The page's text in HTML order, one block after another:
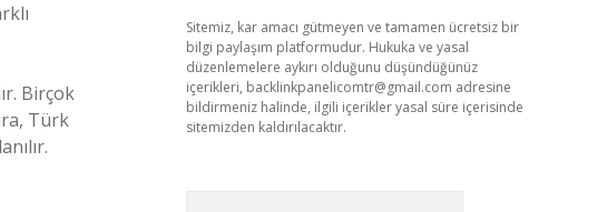
Birçok
Türk
Sitemiz, kar amacı gütmeyen ve tamamen ücretsiz bir
bilgi paylaşım platformudur. Hukuka ve yasal
düzenlemelere aykırı olduğunu düşündüğünüz
içerikleri, backlinkpanelicomtr@gmail.com adresine
bildirmeniz halinde, ilgili içerikler yasal süre içerisinde
sitemizden kaldırılacaktır.